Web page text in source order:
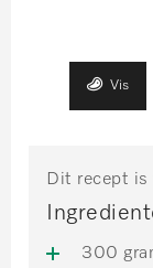
Vis
Dit recept is
300